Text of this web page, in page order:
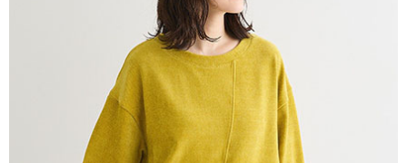
帳／街口支付／iPASS MONEY」等通路繳費。
1.本服務係由「台灣大哥大股份有限公司」（以下簡稱本公司）所提供，讓
用戶於交易時，得透過本服務購買商品或服務，並由商店將買賣／分期付款
買賣價金債權讓與本公司後，依約使用本公司帳單繳交帳款。
2.基於同意付款使用「大哥付你分期」之契約關係目的，商店將以您的個人
資料（包含姓名、電話或地址）提供予台灣大哥大進項蒐集、處理及利用，
由本公司與您本人進行分期帳單所需資料之確認、核對及更正。
3.完整用戶服務條款，請詳閱以下連結： https://oppay.tw/userRule
２．訂單成立數日內，您將收到繳費通知簡訊。
３．收到繳費通知簡訊後14天內，點擊此簡訊中的連結，可透過四大超商／
ATM／網路銀行／等多元方式進行付款，方視為交易完成。
※ 請注意：結帳手續完成當下不需立刻繳費，但若您需要取消訂單，請聯絡
購買商品的店家。未經商家同意取消之訂單仍視為有效，需透過AFTEE先享
後付繳納相關費用。
※ 交易是否成功請以「AFTEE先享後付 」之結帳頁面顯示為準，若有關於
是否繳費成功／繳費後需取消欲退款等相關疑問，請聯繫「AFTEE先享後付
客戶支援中心」
https://netprotections.freshdesk.com/support/home
每筆NT$60，滿NT$1,500(含以上)免運費
每筆NT$60，滿NT$1,500(含以上)免運費
每筆NT$60，滿NT$1,500(含以上)免運費